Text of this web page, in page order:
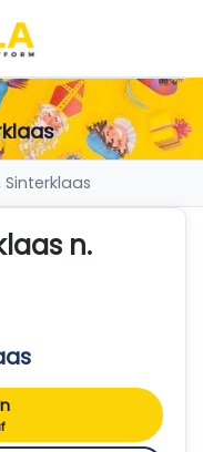
Sinterklaas
n.